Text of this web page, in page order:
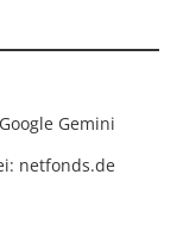
Gemini
netfonds.de